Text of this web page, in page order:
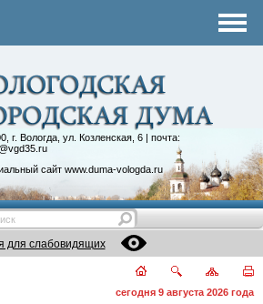
г. Вологда, ул. Козленская, 6 | почта:
сайт www.duma-vologda.ru
объединения
для слабовидящих
сегодня 9 августа 2026 года